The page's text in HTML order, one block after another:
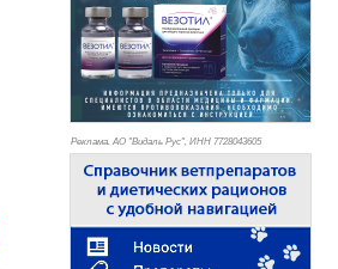
Реклама. АО "Видаль Рус", ИНН 7728043605